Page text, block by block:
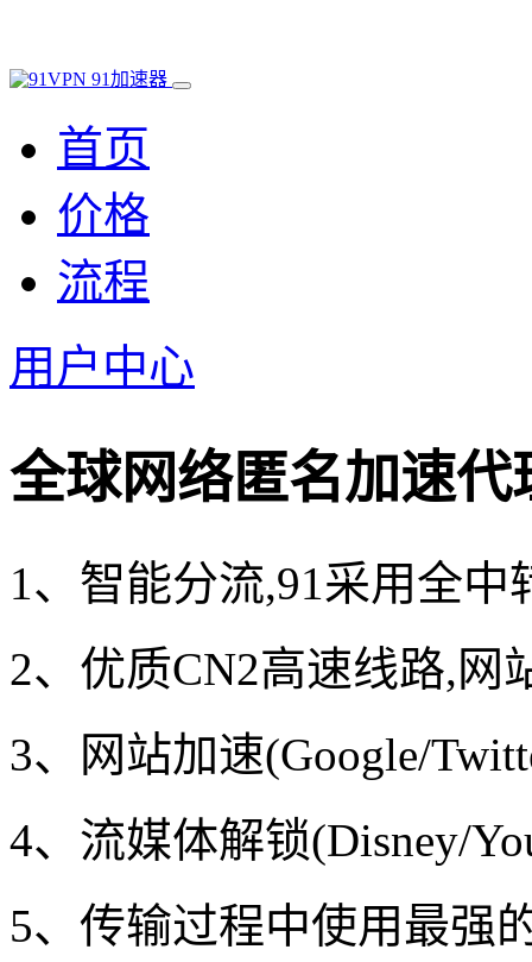
91加速器
首页
价格
流程
用户中心
全球网络匿名加速代
1、智能分流,91采用全
2、优质CN2高速线路,网
3、网站加速(Google/
4、流媒体解锁(Disney/
5、传输过程中使用最强